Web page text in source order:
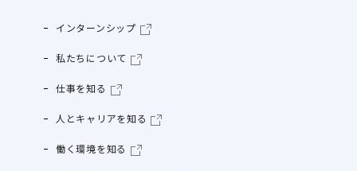
インターンシップ
私たちについて
仕事を知る
人とキャリアを知る
働く環境を知る